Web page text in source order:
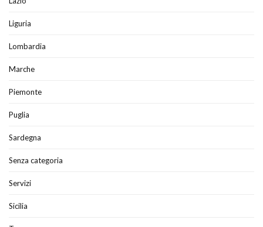
Liguria
Lombardia
Marche
Piemonte
Puglia
Sardegna
Senza categoria
Servizi
Sicilia